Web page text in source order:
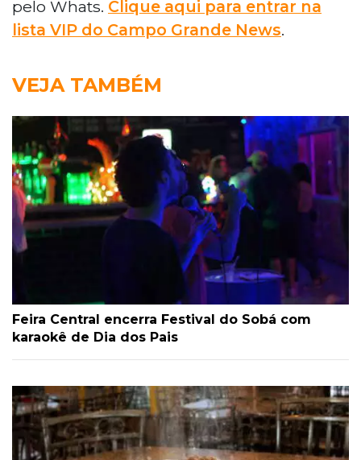
pelo Whats. Clique aqui para entrar na
lista VIP do Campo Grande News.
VEJA TAMBÉM
Feira Central encerra Festival do Sobá com
karaokê de Dia dos Pais